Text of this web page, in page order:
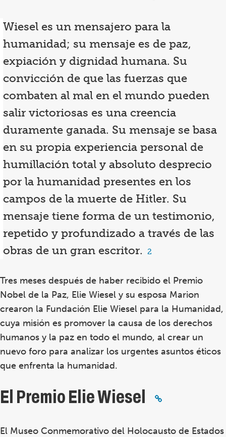
Wiesel es un mensajero para la
humanidad; su mensaje es de paz,
expiación y dignidad humana. Su
convicción de que las fuerzas que
combaten al mal en el mundo pueden
salir victoriosas es una creencia
duramente ganada. Su mensaje se basa
en su propia experiencia personal de
humillación total y absoluto desprecio
por la humanidad presentes en los
campos de la muerte de Hitler. Su
mensaje tiene forma de un testimonio,
repetido y profundizado a través de las
obras de un gran escritor. Footnote
2
Tres meses después de haber recibido el Premio
Nobel de la Paz, Elie Wiesel y su esposa Marion
crearon la Fundación Elie Wiesel para la Humanidad,
cuya misión es promover la causa de los derechos
humanos y la paz en todo el mundo, al crear un
nuevo foro para analizar los urgentes asuntos éticos
que enfrenta la humanidad.
El Premio Elie Wiesel
El Museo Conmemorativo del Holocausto de Estados